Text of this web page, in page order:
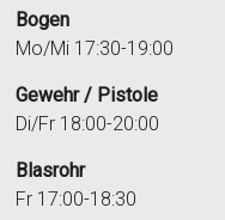
Bogen
Mo/Mi 17:30-19:00
Gewehr / Pistole
Di/Fr 18:00-20:00
Blasrohr
Fr 17:00-18:30